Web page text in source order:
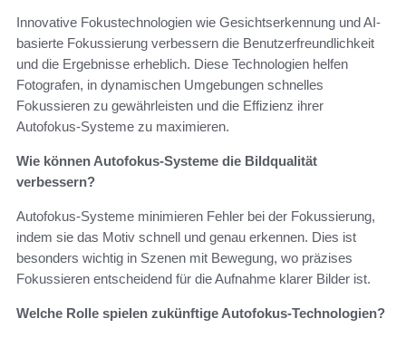
Innovative Fokustechnologien wie Gesichtserkennung und AI-
basierte Fokussierung verbessern die Benutzerfreundlichkeit
und die Ergebnisse erheblich. Diese Technologien helfen
Fotografen, in dynamischen Umgebungen schnelles
Fokussieren zu gewährleisten und die Effizienz ihrer
Autofokus-Systeme zu maximieren.
Wie können Autofokus-Systeme die Bildqualität
verbessern?
Autofokus-Systeme minimieren Fehler bei der Fokussierung,
indem sie das Motiv schnell und genau erkennen. Dies ist
besonders wichtig in Szenen mit Bewegung, wo präzises
Fokussieren entscheidend für die Aufnahme klarer Bilder ist.
Welche Rolle spielen zukünftige Autofokus-Technologien?